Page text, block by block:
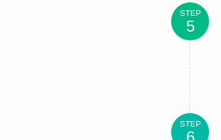
STEP
STEP